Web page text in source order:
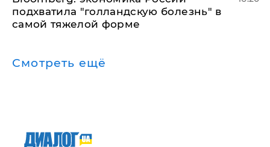
подхватила "голландскую болезнь" в
самой тяжелой форме
Смотреть ещё